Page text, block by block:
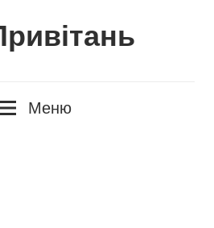
Меню